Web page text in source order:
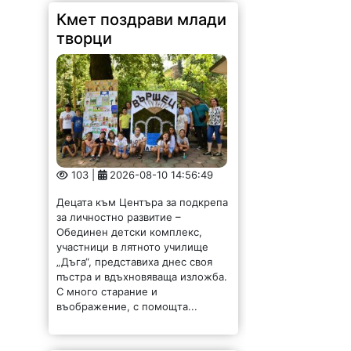
Кмет поздрави млади
творци
103 | 2026-08-10 14:56:49
Децата към Центъра за подкрепа
за личностно развитие –
Обединен детски комплекс,
участници в лятното училище
„Дъга“, представиха днес своя
пъстра и вдъхновяваща изложба.
С много старание и
въображение, с помощта...